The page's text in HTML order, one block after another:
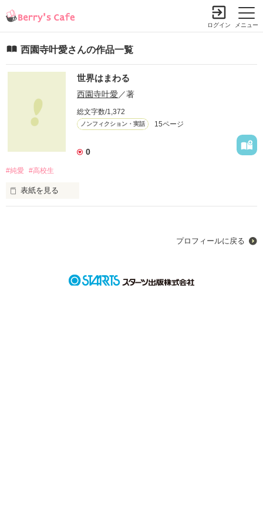
メニュー
ログイン
西園寺叶愛さんの作品一覧
世界はまわる
西園寺叶愛 ／著
総文字数/1,372
ノンフィクション・実話 15ページ
0
#純愛 #高校生
表紙を見る
プロフィールに戻る